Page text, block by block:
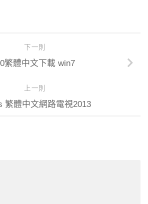
下一則
繁體中文下載 win7
上一則
繁體中文網路電視2013